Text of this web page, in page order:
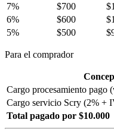
7%
$700
6%
$600
5%
$500
Para el comprador
Cargo procesamiento pago
Cargo servicio Scry (2% +
Total pagado por $10.000